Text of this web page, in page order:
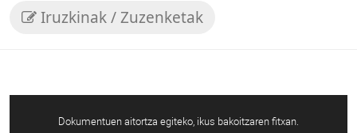
Iruzkinak / Zuzenketak
Dokumentuen aitortza egiteko, ikus bakoitzaren fitxan.